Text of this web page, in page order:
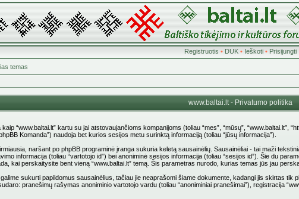
Registruotis • DUK• Ieškoti• Prisijungti
temas
www.baltai.lt - Privatumo politika
“www.baltai.lt” kartu su jai atstovaujančioms kompanijoms (toliau “mes”, “mūsų”, “www.baltai.lt”,
Komanda”) naudoja bet kurios sesijos metu surinktą informaciją (toliau “jūsų informacija”).
naršant po phpBB programinė įranga sukuria keletą sausainėlių. Sausainėliai - tai maži
informacija (toliau “vartotojo id”) bei anoniminė sesijos informacija (toliau “sesijos id”). Šie du
kai perskaitysite bent vieną “www.baltai.lt” temą. Šis parametras nurodo, kurias temas jūs jau
galime sukurti papildomus sausainėlius, tačiau jie neaprašomi šiame dokumente, kadangi jis skirtas
pranešimų rašymas anoniminio vartotojo vardu (toliau “anoniminiai pranešimai”), registracija